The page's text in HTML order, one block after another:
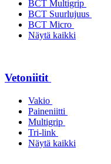
BCT Multigrip
BCT Suurlujuus
BCT Micro
Näytä kaikki
Vetoniitit
Vakio
Paineniitti
Multigrip
Tri-link
Näytä kaikki